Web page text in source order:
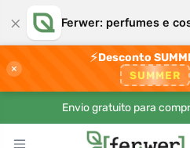
× Ferwer: perfumes e
×
⚡Desconto
SUMMER
Envio gratuito para